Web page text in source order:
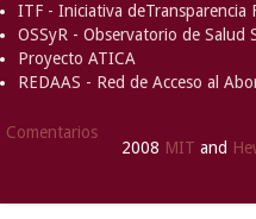
ITF - Iniciativa deTransparencia
OSSyR - Observatorio de Salud
Proyecto ATICA
REDAAS - Red de Acceso al
Comentarios
2008 MIT and